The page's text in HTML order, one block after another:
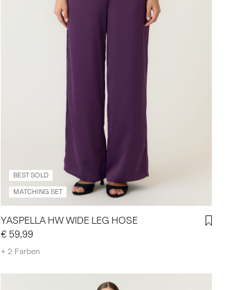
BEST SOLD
MATCHING SET
YASPELLA HW WIDE LEG HOSE
€ 59,99
+ 2 Farben